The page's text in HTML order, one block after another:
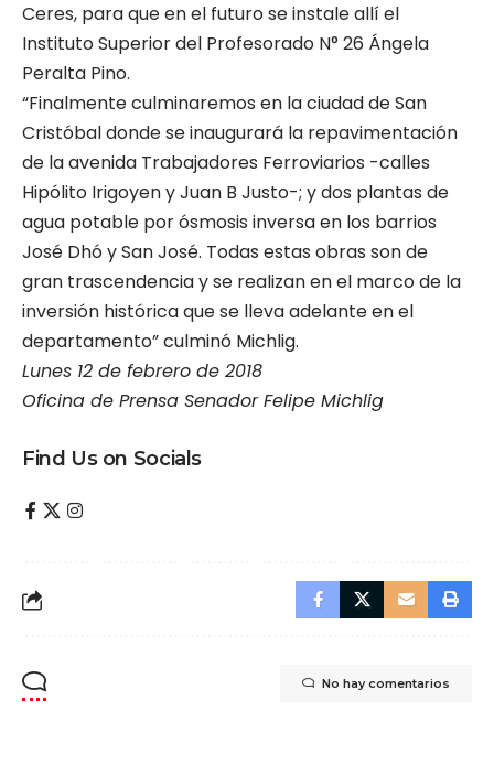
Ceres, para que en el futuro se instale allí el
Instituto Superior del Profesorado N° 26 Ángela
Peralta Pino.
“Finalmente culminaremos en la ciudad de San
Cristóbal donde se inaugurará la repavimentación
de la avenida Trabajadores Ferroviarios -calles
Hipólito Irigoyen y Juan B Justo-; y dos plantas de
agua potable por ósmosis inversa en los barrios
José Dhó y San José. Todas estas obras son de
gran trascendencia y se realizan en el marco de la
inversión histórica que se lleva adelante en el
departamento” culminó Michlig.
Lunes 12 de febrero de 2018
Oficina de Prensa Senador Felipe Michlig
Find Us on Socials
No hay comentarios